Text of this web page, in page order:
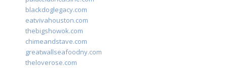
blackdoglegacy.com
eatvivahouston.com
thebigshowok.com
chimeandstave.com
greatwallseafoodny.com
theloverose.com